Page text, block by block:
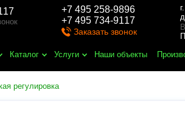
+7 495 258-9896
+7 495 734-9117
Заказать звонок
Каталог Услуги Наши объекты
регулировка